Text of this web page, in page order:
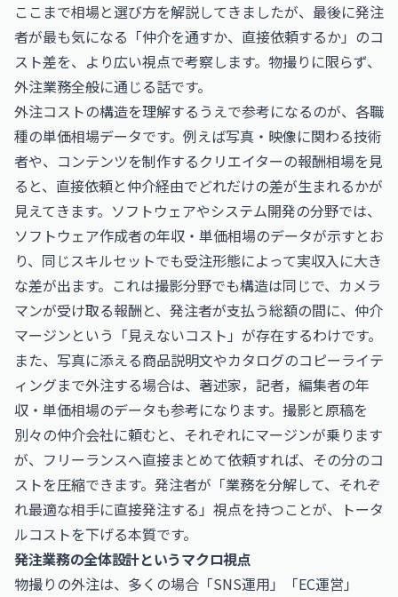
ここまで相場と選び方を解説してきましたが、最後に発注
者が最も気になる「仲介を通すか、直接依頼するか」のコ
スト差を、より広い視点で考察します。物撮りに限らず、
外注業務全般に通じる話です。
外注コストの構造を理解するうえで参考になるのが、各職
種の単価相場データです。例えば写真・映像に関わる技術
者や、コンテンツを制作するクリエイターの報酬相場を見
ると、直接依頼と仲介経由でどれだけの差が生まれるかが
見えてきます。ソフトウェアやシステム開発の分野では、
ソフトウェア作成者の年収・単価相場のデータが示すとお
り、同じスキルセットでも受注形態によって実収入に大き
な差が出ます。これは撮影分野でも構造は同じで、カメラ
マンが受け取る報酬と、発注者が支払う総額の間に、仲介
マージンという「見えないコスト」が存在するわけです。
また、写真に添える商品説明文やカタログのコピーライテ
ィングまで外注する場合は、 著述家，記者，編集者の年
収・単価相場のデータも参考になります。撮影と原稿を
別々の仲介会社に頼むと、それぞれにマージンが乗ります
が、フリーランスへ直接まとめて依頼すれば、その分のコ
ストを圧縮できます。発注者が「業務を分解して、それぞ
れ最適な相手に直接発注する」視点を持つことが、トータ
ルコストを下げる本質です。
発注業務の全体設計というマクロ視点
物撮りの外注は、多くの場合「SNS運用」「EC運営」